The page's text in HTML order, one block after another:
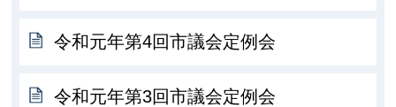
令和元年第4回市議会定例会
令和元年第3回市議会定例会